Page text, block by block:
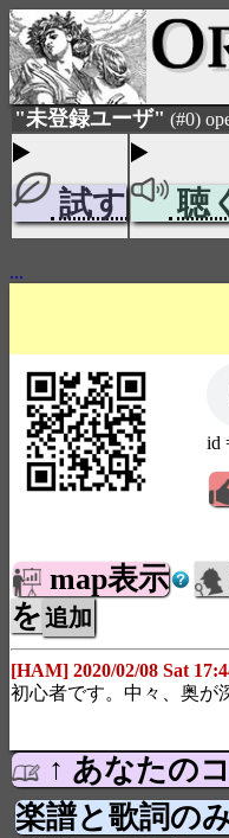
"未登録ユーザ" (#0)
試す 聴
...
id
map表示
を
[HAM] 2020/02/08 Sat
初心者です。中々、奥が
↑ あなたの
楽譜と歌詞の